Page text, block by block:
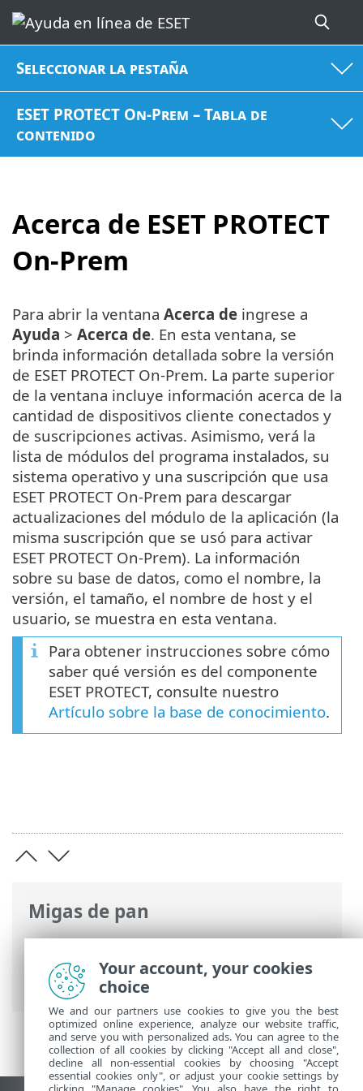
Seleccionar la pestaña
ESET PROTECT On-Prem – Tabla de
contenido
Acerca de ESET PROTECT
On-Prem
Migas de pan
Ayuda en línea de ESET>ESET PROTECT
On-Prem
>Usar ESET PROTECT On-Prem
> Acerca de ESET PROTECT On-Prem
Para abrir la ventana Acerca de ingrese a
Ayuda > Acerca de. En esta ventana, se
brinda información detallada sobre la versión
de ESET PROTECT On-Prem. La parte superior
de la ventana incluye información acerca de la
cantidad de dispositivos cliente conectados y
de suscripciones activas. Asimismo, verá la
lista de módulos del programa instalados, su
sistema operativo y una suscripción que usa
ESET PROTECT On-Prem para descargar
actualizaciones del módulo de la aplicación (la
misma suscripción que se usó para activar
ESET PROTECT On-Prem). La información
sobre su base de datos, como el nombre, la
versión, el tamaño, el nombre de host y el
usuario, se muestra en esta ventana.
Para obtener instrucciones sobre cómo
saber qué versión es del componente
ESET PROTECT, consulte nuestro
Artículo sobre la base de conocimiento.
Your account, your cookies
choice
We and our partners use cookies to give you the best
optimized online experience, analyze our website traffic,
and serve you with personalized ads. You can agree to the
collection of all cookies by clicking "Accept all and close",
decline all non-essential cookies by choosing "Accept
essential cookies only", or adjust your cookie settings by